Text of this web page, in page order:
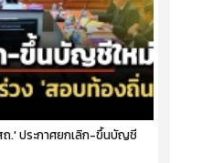
ถ.' ประกาศยกเลิก-ขึ้นบัญชี